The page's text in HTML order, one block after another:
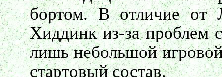
бортом. В отличие от
Хиддинк из-за проблем
лишь небольшой
стартовый состав.